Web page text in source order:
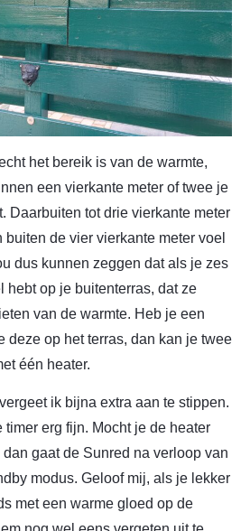
het bereik is van de warmte,
een vierkante meter of twee je
Daarbuiten tot drie vierkante meter
de vier vierkante meter voel
dus kunnen zeggen dat als je zes
hebt op je buitenterras, dat ze
van de warmte. Heb je een
deze op het terras, dan kan je twee
één heater.
ik bijna extra aan te stippen.
timer erg fijn. Mocht je de heater
gaat de Sunred na verloop van
modus. Geloof mij, als je lekker
met een warme gloed op de